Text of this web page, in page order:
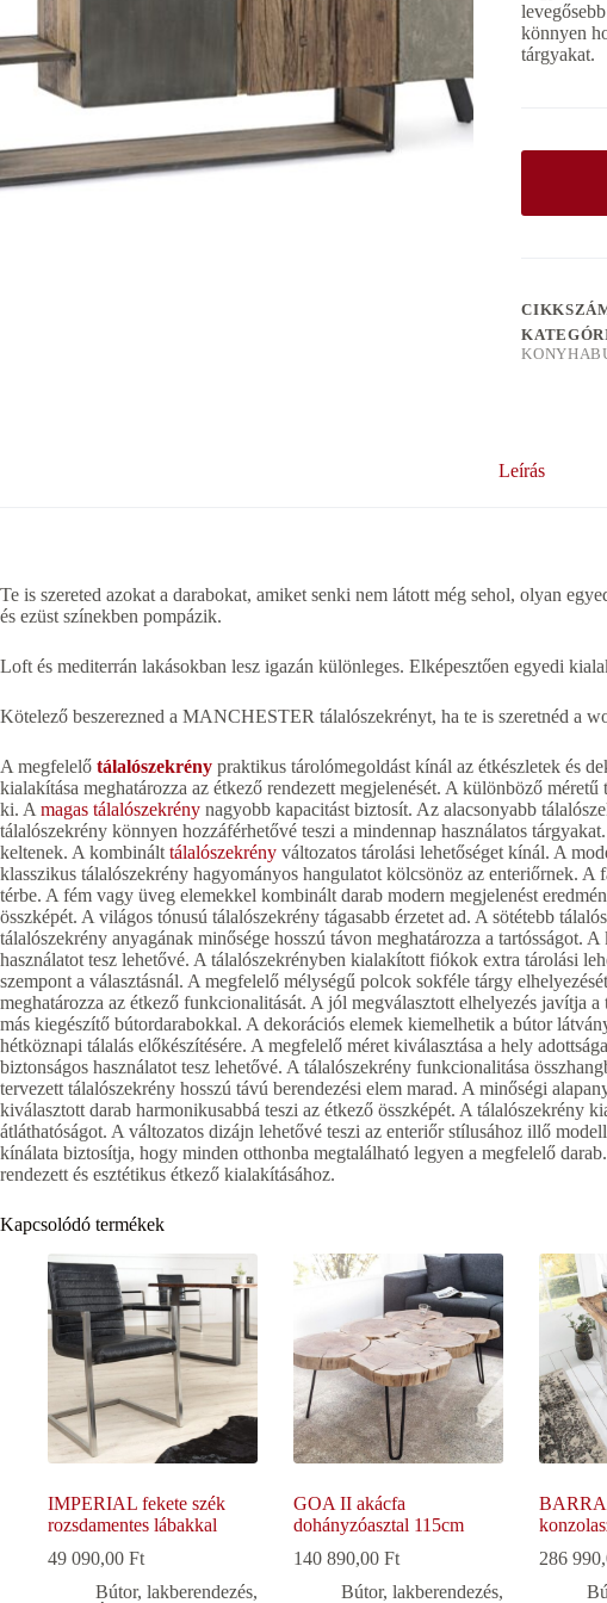
könnyen
tárgyakat.
Leírás
Te is szereted azokat a darabokat, amiket senki nem látott még sehol, olyan
és ezüst színekben pompázik.
Loft és mediterrán lakásokban lesz igazán különleges. Elképesztően egyedi
Kötelező beszerezned a MANCHESTER tálalószekrényt, ha te is szeretnéd a
A megfelelő tálalószekrény praktikus tárolómegoldást kínál az étkészletek és
kialakítása meghatározza az étkező rendezett megjelenését. A különböző
ki. A magas tálalószekrény nagyobb kapacitást biztosít. Az alacsonyabb
tálalószekrény könnyen hozzáférhetővé teszi a mindennap használatos
keltenek. A kombinált tálalószekrény változatos tárolási lehetőséget kínál. A
klasszikus tálalószekrény hagyományos hangulatot kölcsönöz az enteriőrnek. A
térbe. A fém vagy üveg elemekkel kombinált darab modern megjelenést
összképét. A világos tónusú tálalószekrény tágasabb érzetet ad. A sötétebb
tálalószekrény anyagának minősége hosszú távon meghatározza a tartósságot.
használatot tesz lehetővé. A tálalószekrényben kialakított fiókok extra tárolási
szempont a választásnál. A megfelelő mélységű polcok sokféle tárgy
meghatározza az étkező funkcionalitását. A jól megválasztott elhelyezés javítja
más kiegészítő bútordarabokkal. A dekorációs elemek kiemelhetik a bútor
hétköznapi tálalás előkészítésére. A megfelelő méret kiválasztása a hely
biztonságos használatot tesz lehetővé. A tálalószekrény funkcionalitása
tervezett tálalószekrény hosszú távú berendezési elem marad. A minőségi
kiválasztott darab harmonikusabbá teszi az étkező összképét. A tálalószekrény
átláthatóságot. A változatos dizájn lehetővé teszi az enteriőr stílusához illő
kínálata biztosítja, hogy minden otthonba megtalálható legyen a megfelelő
rendezett és esztétikus étkező kialakításához.
Kapcsolódó termékek
IMPERIAL fekete szék
rozsdamentes lábakkal
49 090,00 Ft
Bútor, lakberendezés,
GOA II akácfa
dohányzóasztal 115cm
140 890,00Ft
Bútor, lakberendezés,
286